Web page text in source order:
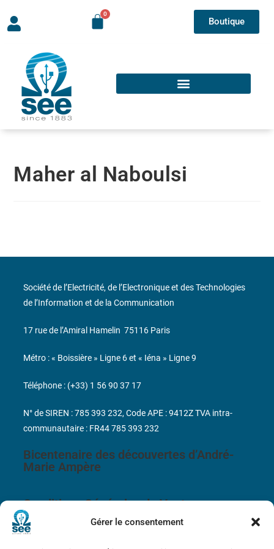
Gérer le consentement
Boutique
Maher al Naboulsi
Bicentenaire des découvertes d’André-
Marie Ampère
Conditions Générales de Vente
Société de l’Electricité, de l’Electronique et des Technologies
de l’Information et de la Communication
17 rue de l’Amiral Hamelin 75116 Paris
Métro : « Boissière » Ligne 6 et « Iéna » Ligne 9
Téléphone : (+33) 1 56 90 37 17
N° de SIREN : 785 393 232, Code APE : 9412Z TVA intra-
communautaire : FR44 785 393 232